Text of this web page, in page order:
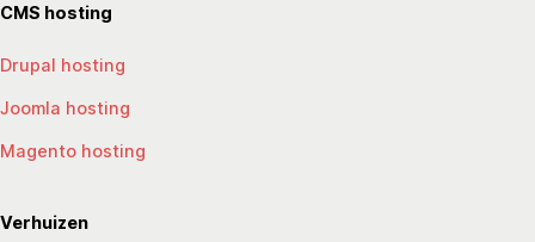
CMS hosting
Drupal hosting
Joomla hosting
Magento hosting
Verhuizen